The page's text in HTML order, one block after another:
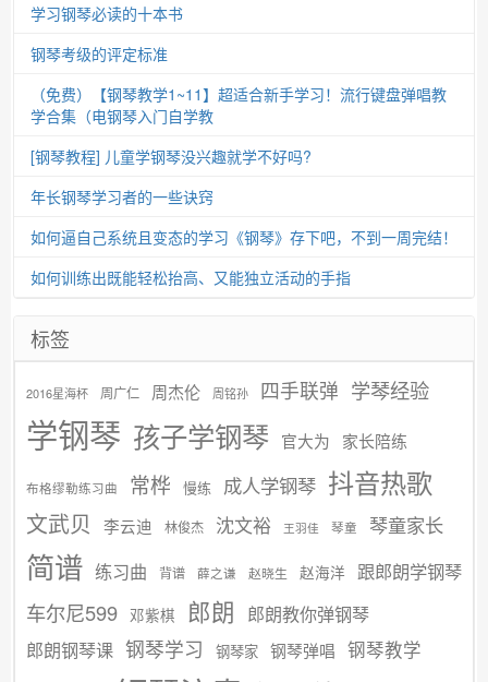
学习钢琴必读的十本书
钢琴考级的评定标准
（免费）【钢琴教学1~11】超适合新手学习！流行键盘弹唱教
学合集（电钢琴入门自学教
[钢琴教程] 儿童学钢琴没兴趣就学不好吗?
年长钢琴学习者的一些诀窍
如何逼自己系统且变态的学习《钢琴》存下吧，不到一周完结！
如何训练出既能轻松抬高、又能独立活动的手指
标签
2016星海杯 周广仁 周杰伦 周铭孙 四手联弹 学琴经验
学钢琴 孩子学钢琴 官大为 家长陪练
布格缪勒练习曲 常桦 慢练 成人学钢琴 抖音热歌
文武贝 李云迪 林俊杰 沈文裕 王羽佳 琴童 琴童家长
简谱 练习曲 背谱 薛之谦 赵晓生 赵海洋 跟郎朗学钢琴
车尔尼599 邓紫棋 郎朗 郎朗教你弹钢琴
郎朗钢琴课 钢琴学习 钢琴家 钢琴弹唱 钢琴教学